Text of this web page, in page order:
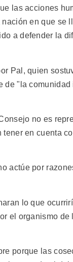
las acciones
en que se
a defender la
Pal, quien
"la
no es
en cuenta
actúe por
lo que
el organismo
porque las